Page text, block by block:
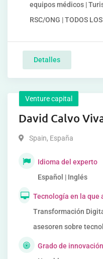
equipos médicos |
RSC/ONG | TODOS
Detalles
Venture capital
David Calvo
Spain, España
Idioma del experto
Español | Inglés
Tecnología en la que
Transformación
asesoren sobre
Grado de